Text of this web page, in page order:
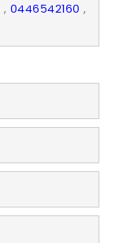
, 0446542160 ,